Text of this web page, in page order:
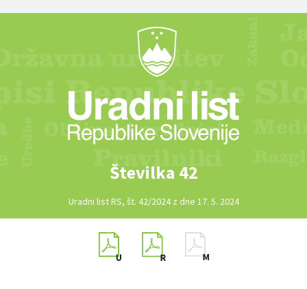
Številka 42
Uradni list RS, št. 42/2024 z dne 17. 5. 2024